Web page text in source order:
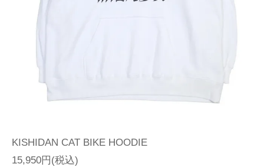
KISHIDAN CAT BIKE HOODIE
15,950円(税込)